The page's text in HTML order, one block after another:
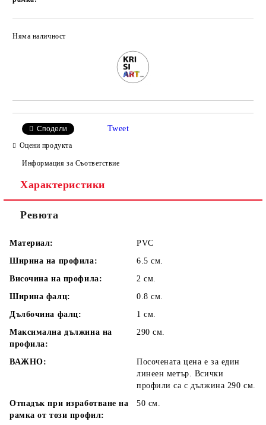
Няма наличност
Сподели Tweet
Оцени продукта
Информация за Съответствие
Характеристики
Ревюта
Материал:
PVC
Ширина на профила:
6.5 см.
Височина на профила:
2 см.
Ширина фалц:
0.8 см.
Дълбочина фалц:
1 см.
Максимална дължина на
профила:
290 см.
ВАЖНО:
Посочената цена е за един
линеен метър. Всички
профили са с дължина 290 см.
Отпадък при изработване на
рамка от този профил:
50 см.